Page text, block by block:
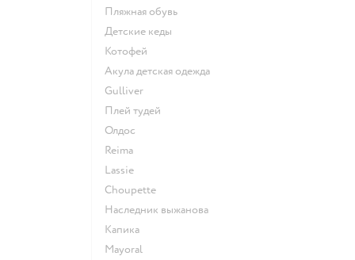
Пляжная обувь
Детские кеды
Котофей
Акула детская одежда
Gulliver
Плей тудей
Олдос
Reima
Lassie
Choupette
Наследник выжанова
Капика
Mayoral